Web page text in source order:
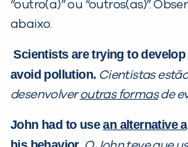
“outro(a)” ou “outros(as)”.
abaixo.
Scientists are trying to develop
avoid pollution. Cientistas
desenvolveroutras formasde
John had to usean alternative